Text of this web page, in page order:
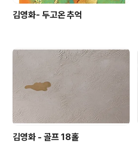
김영화- 두고온 추억
김영화 - 골프 18홀